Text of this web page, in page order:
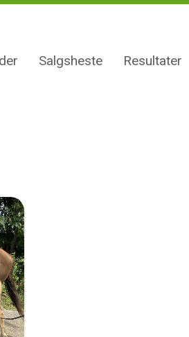
Salgsheste Resultater